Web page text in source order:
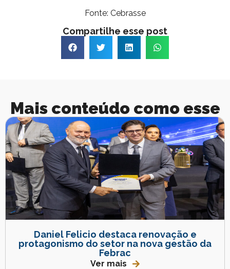
Fonte: Cebrasse
Compartilhe esse post
Mais conteúdo como esse
Daniel Felicio destaca renovação e
protagonismo do setor na nova gestão da
Febrac
Ver mais